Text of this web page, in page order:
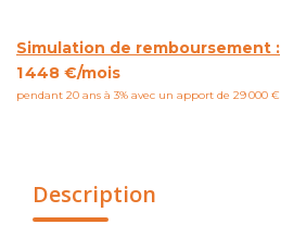
Simulation de remboursement :
1 448 €/mois
pendant 20 ans à 3% avec un apport de 29 000 €
Description